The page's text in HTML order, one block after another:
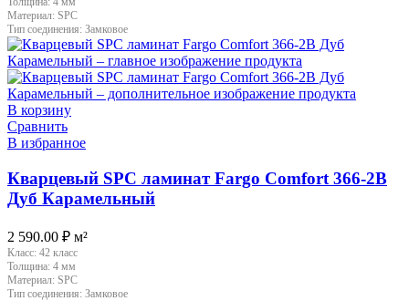
Материал: SPC
Тип соединения: Замковое
В корзину
Сравнить
В избранное
Кварцевый SPC ламинат Fargo Comfort 366-2B
Дуб Карамельный
2 590.00 ₽ м²
Класс: 42 класс
Толщина: 4 мм
Материал: SPC
Тип соединения: Замковое